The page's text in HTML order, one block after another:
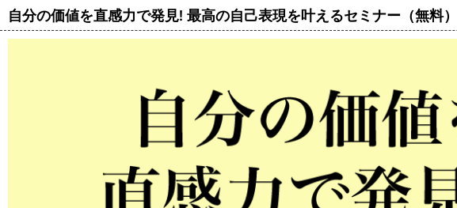
自分の価値を直感力で発見! 最高の自己表現を叶えるセミナー（無料）